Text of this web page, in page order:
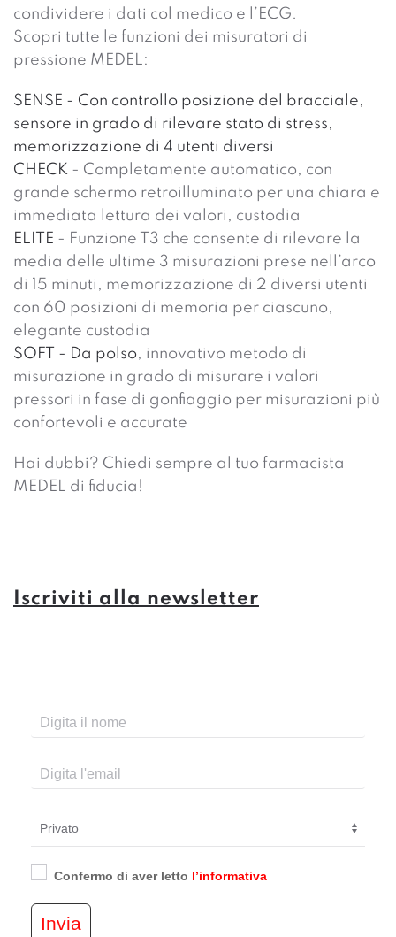
condividere i dati col medico e l’ECG.
Scopri tutte le funzioni dei misuratori di
pressione MEDEL:
SENSE - Con controllo posizione del bracciale,
sensore in grado di rilevare stato di stress,
memorizzazione di 4 utenti diversi
CHECK - Completamente automatico, con
grande schermo retroilluminato per una chiara e
immediata lettura dei valori, custodia
ELITE - Funzione T3 che consente di rilevare la
media delle ultime 3 misurazioni prese nell’arco
di 15 minuti, memorizzazione di 2 diversi utenti
con 60 posizioni di memoria per ciascuno,
elegante custodia
SOFT - Da polso, innovativo metodo di
misurazione in grado di misurare i valori
pressori in fase di gonfiaggio per misurazioni più
confortevoli e accurate
Hai dubbi? Chiedi sempre al tuo farmacista
MEDEL di fiducia!
Iscriviti alla newsletter
Confermo di aver letto l’informativa
Invia